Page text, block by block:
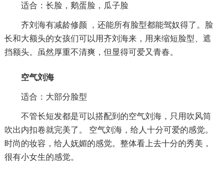
适合：长脸，鹅蛋脸，瓜子脸
齐刘海有减龄修颜 ，还能所有脸型都能驾奴得了。脸
长和大额头的女孩们可以用齐刘海来，用来缩短脸型、遮
挡额头。虽然厚重不清爽，但显得可爱又青春。
空气刘海
适合：大部分脸型
不管长短发都是可以搭配到的空气刘海，只用吹风筒
吹出内扣卷就完美了。 空气刘海，给人十分可爱的感觉。
时尚的妆容，给人妩媚的感觉。整体看上去十分的秀美，
很有小女生的感觉。